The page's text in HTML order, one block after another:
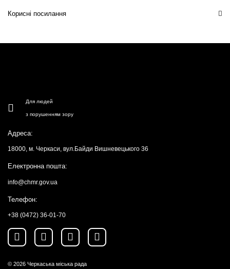
Корисні посилання
Для людей
з порушенням зору
Адреса:
18000, м. Черкаси, вул.Байди Вишневецького 36
Електронна пошта:
info@chmr.gov.ua
Телефон:
+38 (0472) 36-01-70
© 2026 Черкаська міська рада